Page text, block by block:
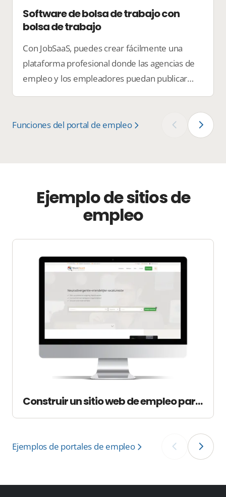
Ejemplo de sitios de
empleo
Construir un sitio web de empleo para Neurovacant
Ejemplos de portales de empleo ‹ ›
Software de bolsa de trabajo con
bolsa de trabajo
Con JobSaaS, puedes crear fácilmente una
plataforma profesional donde las agencias de
empleo y los empleadores puedan publicar
Funciones del portal de empleo
‹ ›